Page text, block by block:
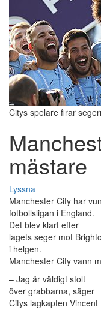
Citys spelare firar
mästare
Lyssna
Manchester City har
fotbollsligan i England.
Det blev klart efter
lagets seger mot
i helgen.
Manchester City vann
– Jag är väldigt stolt
över grabbarna, säger
Citys lagkapten Vincent